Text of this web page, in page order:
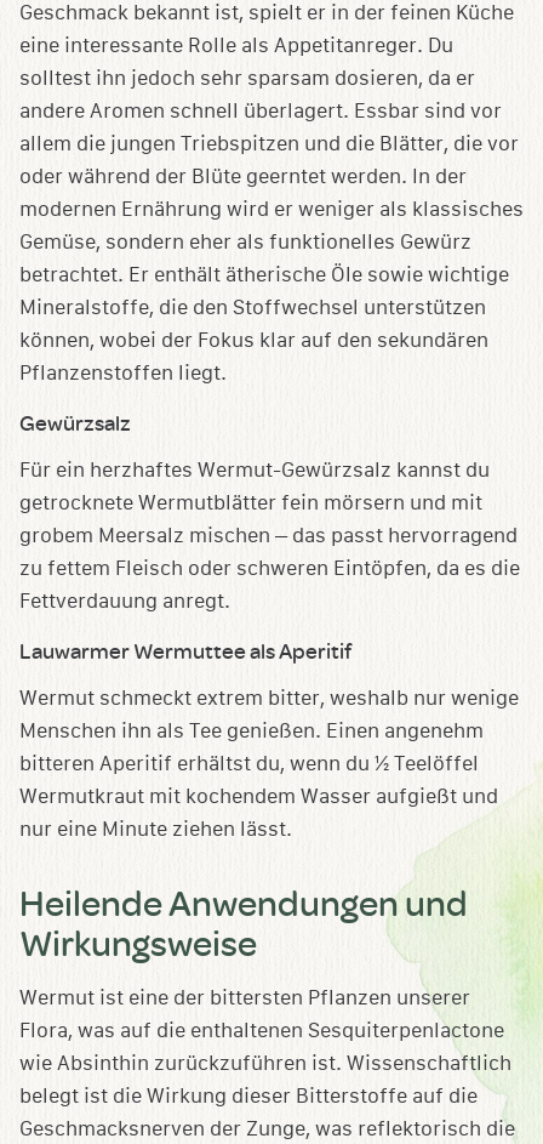
Geschmack bekannt ist, spielt er in der feinen Küche
eine interessante Rolle als Appetitanreger. Du
solltest ihn jedoch sehr sparsam dosieren, da er
andere Aromen schnell überlagert. Essbar sind vor
allem die jungen Triebspitzen und die Blätter, die vor
oder während der Blüte geerntet werden. In der
modernen Ernährung wird er weniger als klassisches
Gemüse, sondern eher als funktionelles Gewürz
betrachtet. Er enthält ätherische Öle sowie wichtige
Mineralstoffe, die den Stoffwechsel unterstützen
können, wobei der Fokus klar auf den sekundären
Pflanzenstoffen liegt.
Gewürzsalz
Für ein herzhaftes Wermut-Gewürzsalz kannst du
getrocknete Wermutblätter fein mörsern und mit
grobem Meersalz mischen – das passt hervorragend
zu fettem Fleisch oder schweren Eintöpfen, da es die
Fettverdauung anregt.
Lauwarmer Wermuttee als Aperitif
Wermut schmeckt extrem bitter, weshalb nur wenige
Menschen ihn als Tee genießen. Einen angenehm
bitteren Aperitif erhältst du, wenn du ½ Teelöffel
Wermutkraut mit kochendem Wasser aufgießt und
nur eine Minute ziehen lässt.
Heilende Anwendungen und
Wirkungsweise
Wermut ist eine der bittersten Pflanzen unserer
Flora, was auf die enthaltenen Sesquiterpenlactone
wie Absinthin zurückzuführen ist. Wissenschaftlich
belegt ist die Wirkung dieser Bitterstoffe auf die
Geschmacksnerven der Zunge, was reflektorisch die